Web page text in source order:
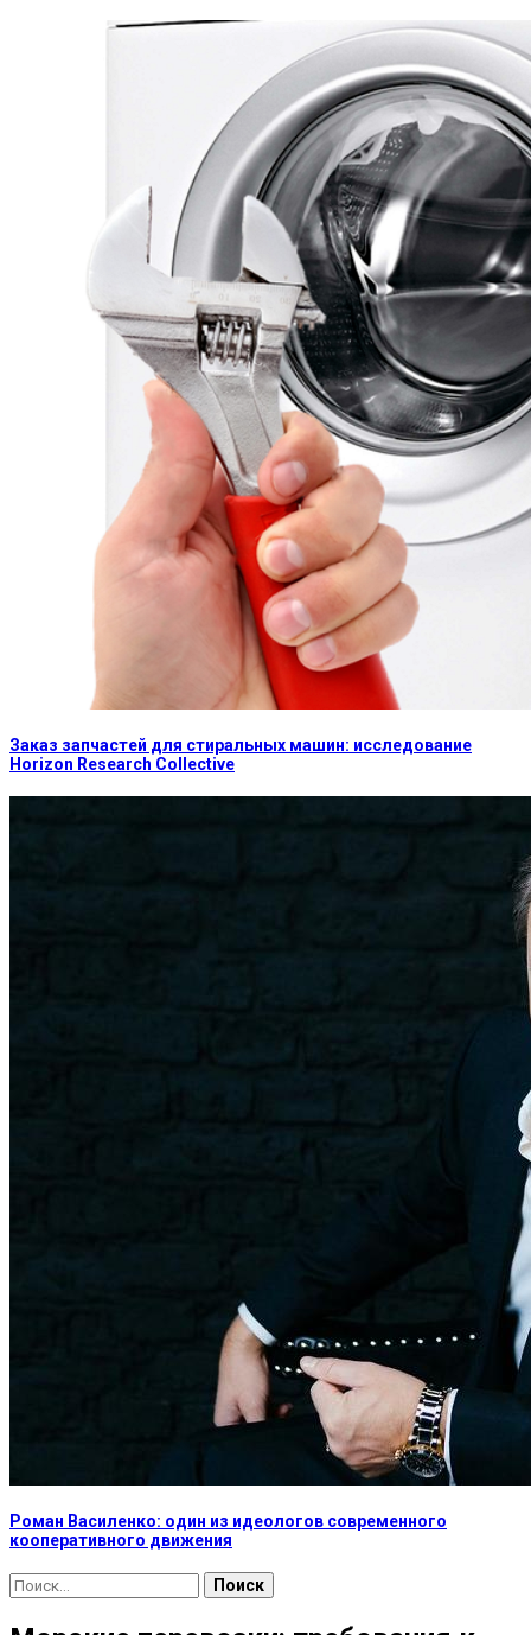
Заказ запчастей для стиральных машин: исследование
Horizon Research Collective
Роман Василенко: один из идеологов современного
кооперативного движения
Найти: